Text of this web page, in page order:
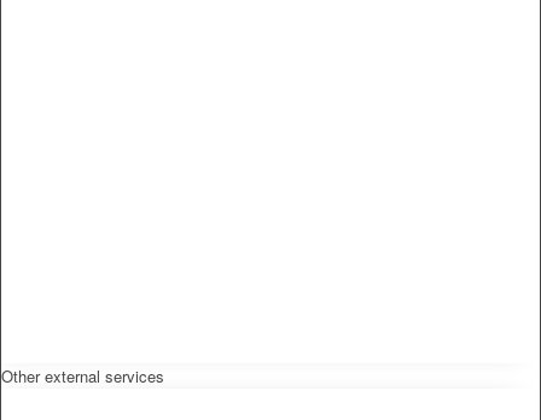
Other external services